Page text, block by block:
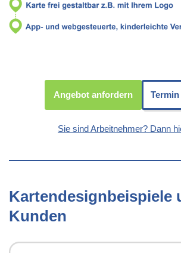
Angebot anfordern
Sie sind Arbeitnehmer? Dann
Kartendesignbeispiele
Kunden